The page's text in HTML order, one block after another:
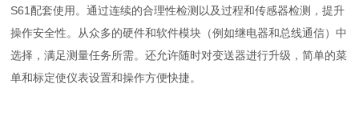
S61配套使用。通过连续的合理性检测以及过程和传感器检测，提升
操作安全性。从众多的硬件和软件模块（例如继电器和总线通信）中
选择，满足测量任务所需。还允许随时对变送器进行升级，简单的菜
单和标定使仪表设置和操作方便快捷。